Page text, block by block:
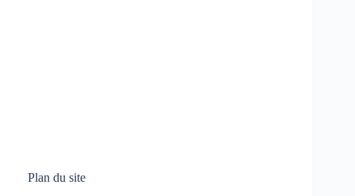
Plan du site